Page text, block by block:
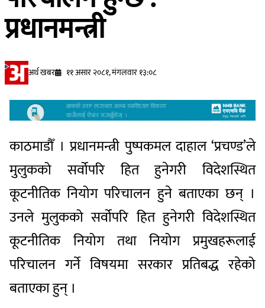
प्रधानमन्त्री
अर्थ खबर ११ असार २०८१, मंगलवार १३:०८
काठमाडौँ । प्रधानमन्त्री पुष्पकमल दाहाल ‘प्रचण्ड’ले
मुलुकको सर्वोपरि हित हुनेगरी विदेशस्थित
कूटनीतिक नियोग परिचालन हुने बताएका छन् ।
उनले मुलुकको सर्वोपरि हित हुनेगरी विदेशस्थित
कूटनीतिक नियोग तथा नियोग प्रमुखहरूलाई
परिचालन गर्ने विषयमा सरकार प्रतिबद्ध रहेको
बताएका हुन् ।